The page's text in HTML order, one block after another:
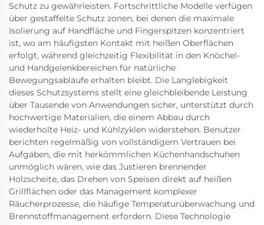
Schutz zu gewährleisten. Fortschrittliche Modelle verfügen
über gestaffelte Schutz zonen, bei denen die maximale
Isolierung auf Handfläche und Fingerspitzen konzentriert
ist, wo am häufigsten Kontakt mit heißen Oberflächen
erfolgt, während gleichzeitig Flexibilität in den Knöchel-
und Handgelenkbereichen für natürliche
Bewegungsabläufe erhalten bleibt. Die Langlebigkeit
dieses Schutzsystems stellt eine gleichbleibende Leistung
über Tausende von Anwendungen sicher, unterstützt durch
hochwertige Materialien, die einem Abbau durch
wiederholte Heiz- und Kühlzyklen widerstehen. Benutzer
berichten regelmäßig von vollständigem Vertrauen bei
Aufgaben, die mit herkömmlichen Küchenhandschuhen
unmöglich wären, wie das Justieren brennender
Holzscheite, das Drehen von Speisen direkt auf heißen
Grillflächen oder das Management komplexer
Räucherprozesse, die häufige Temperaturüberwachung und
Brennstoffmanagement erfordern. Diese Technologie